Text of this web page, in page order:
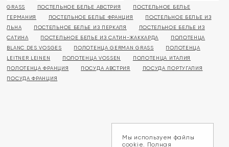
GRASS
ПОСТЕЛЬНОЕ БЕЛЬЕ АВСТРИЯ
ПОСТЕЛЬНОЕ БЕЛЬЕ
ГЕРМАНИЯ
ПОСТЕЛЬНОЕ БЕЛЬЕ ФРАНЦИЯ
ПОСТЕЛЬНОЕ БЕЛЬЕ ИЗ
ЛЬНА
ПОСТЕЛЬНОЕ БЕЛЬЕ ИЗ ПЕРКАЛЯ
ПОСТЕЛЬНОЕ БЕЛЬЕ ИЗ
САТИНА
ПОСТЕЛЬНОЕ БЕЛЬЕ ИЗ САТИН-ЖАККАРДА
ПОЛОТЕНЦА
BLANC DES VOSGES
ПОЛОТЕНЦА GERMAN GRASS
ПОЛОТЕНЦА
LEITNER LEINEN
ПОЛОТЕНЦА VOSSEN
ПОЛОТЕНЦА ИТАЛИЯ
ПОЛОТЕНЦА ФРАНЦИЯ
ПОСУДА АВСТРИЯ
ПОСУДА ПОРТУГАЛИЯ
ПОСУДА ФРАНЦИЯ
Мы используем файлы
cookie. Полная